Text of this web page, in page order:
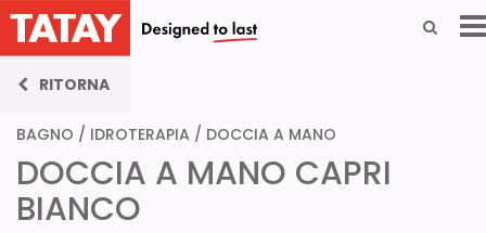
RITORNA
BAGNO / IDROTERAPIA / DOCCIA A MANO
DOCCIA A MANO CAPRI
BIANCO